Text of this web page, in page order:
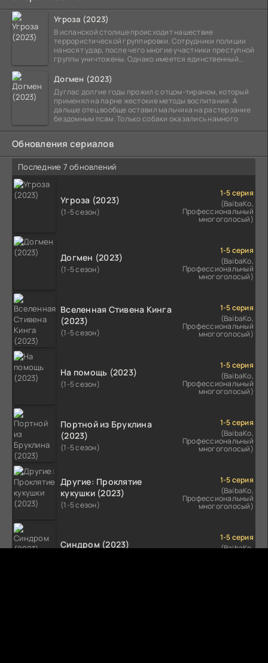
Угроза (2023)
В испанской столице происходит нашествие
террористической группировки. Сотрудники полиции
наносят удар, после чего многие участники преступной
группы уничтожены. Однако имеется единственный
Догмен (2023)
Дуглас долгие годы прожил с отцом-тираном, который
применял на парне жестокие методы воспитания. А
дальше отец вообще оставил мальчика на растерзание
бездомным псам. Только собаки оказались намного
Обновления сериалов
Последние 7 обновлений
Угроза (2023)
(1-5 сезон)
1-5 серия
(BaibaKo,
Профессиональный
многоголосый)
Догмен (2023)
(1-5 сезон)
1-5 серия
(BaibaKo,
Профессиональный
многоголосый)
Вселенная Стивена Кинга
(2023)
(1-5 сезон)
1-5 серия
(BaibaKo,
Профессиональный
многоголосый)
На помощь (2023)
(1-5 сезон)
1-5 серия
(BaibaKo,
Профессиональный
многоголосый)
Портной из Бруклина
(2023)
(1-5 сезон)
1-5 серия
(BaibaKo,
Профессиональный
многоголосый)
Другие: Проклятие
кукушки (2023)
(1-5 сезон)
1-5 серия
(BaibaKo,
Профессиональный
многоголосый)
Синдром (2023)
1-5 серия
(BaibaKo,